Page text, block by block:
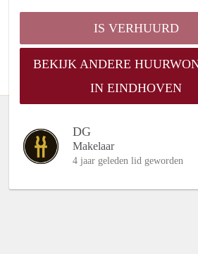
IS VERHUURD
BEKIJK ANDERE
IN EINDHOVEN
DG
Makelaar
4 jaar geleden lid geworden